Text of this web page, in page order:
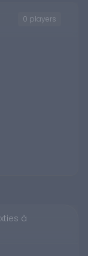
0 players
à